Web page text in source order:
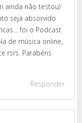
ainda não testou)
seja absorvido
foi o Podcast
de música online,
rsrs. Parabéns
Responder